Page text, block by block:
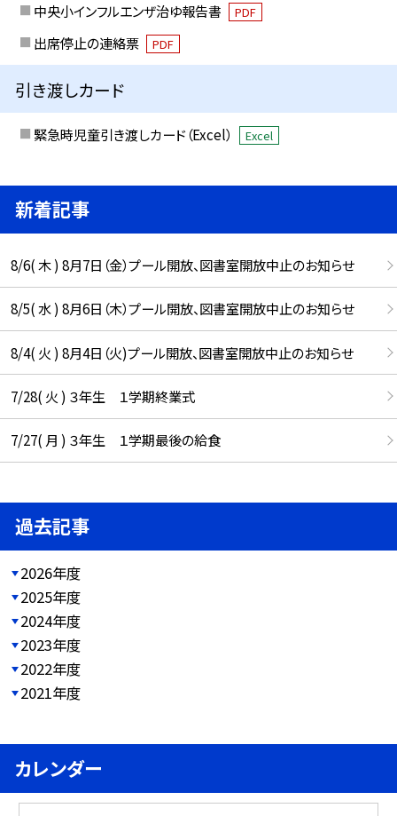
中央小インフルエンザ治ゆ報告書 PDF
出席停止の連絡票 PDF
引き渡しカード
緊急時児童引き渡しカード（Excel） Excel
新着記事
8/6( 木 ) 8月7日（金）プール開放、図書室開放中止のお知らせ
8/5( 水 ) 8月6日（木）プール開放、図書室開放中止のお知らせ
8/4( 火 ) 8月4日（火)プール開放、図書室開放中止のお知らせ
7/28( 火 ) ３年生 １学期終業式
7/27( 月 ) ３年生 １学期最後の給食
過去記事
2026年度
2025年度
2024年度
2023年度
2022年度
2021年度
カレンダー